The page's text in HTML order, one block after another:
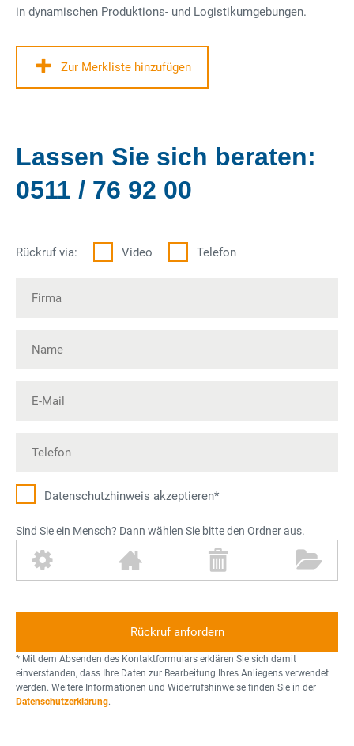
in dynamischen Produktions- und Logistikumgebungen.
Zur Merkliste hinzufügen
Lassen Sie sich beraten:
0511 / 76 92 00
Rückruf via: Video Telefon
Datenschutz­hinweis akzeptieren*
Sind Sie ein Mensch? Dann wählen Sie bitte den Ordner aus.
Z
a
n
a
d
H
a
s
ü
l
o
n
O
r
n
r
* Mit dem Absenden des Kontaktformulars erklären Sie sich damit
einverstanden, dass Ihre Daten zur Bearbeitung Ihres Anliegens verwendet
werden. Weitere Informationen und Widerrufshinweise finden Sie in der
Datenschutzerklärung.